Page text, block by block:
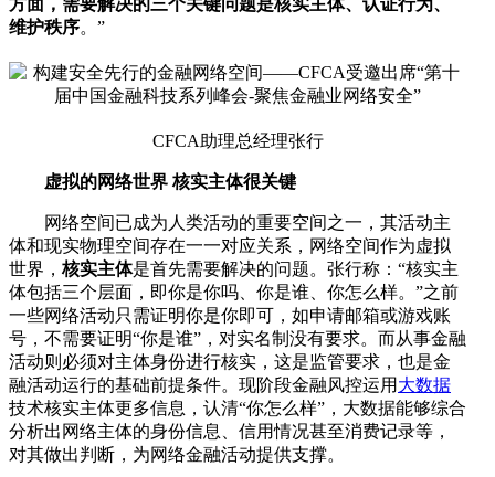
维护秩序。”
CFCA助理总经理张行
虚拟的网络世界 核实主体很关键
网络空间已成为人类活动的重要空间之一，其活动主
体和现实物理空间存在一一对应关系，网络空间作为虚拟
世界， 核实主体是首先需要解决的问题。张行称：“核实主
体包括三个层面，即你是你吗、你是谁、你怎么样。”之前
一些网络活动只需证明你是你即可，如申请邮箱或游戏账
号，不需要证明“你是谁”，对实名制没有要求。而从事金融
活动则必须对主体身份进行核实，这是监管要求，也是金
融活动运行的基础前提条件。现阶段金融风控运用 大数据
技术核实主体更多信息，认清“你怎么样”，大数据能够综合
分析出网络主体的身份信息、信用情况甚至消费记录等，
对其做出判断，为网络金融活动提供支撑。